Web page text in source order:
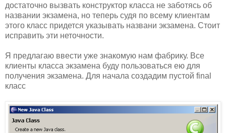
достаточно вызвать конструктор класса не заботясь об
названии экзамена, но теперь судя по всему клиентам
этого класс придется указывать названи экзамена. Стоит
исправить эти неточности.
Я предлагаю ввести уже знакомую нам фабрику. Все
клиенты класса экзамена буду пользоваться ею для
получения экзамена. Для начала создадим пустой final
класс